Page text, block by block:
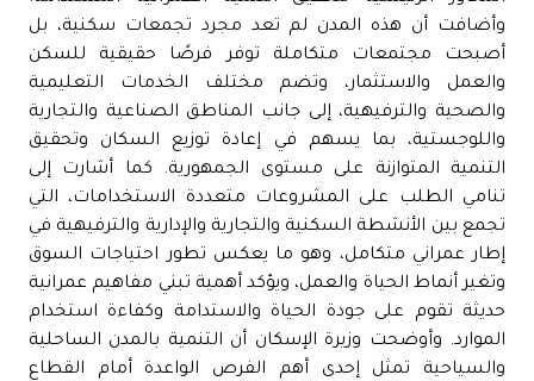
وأضافت أن هذه المدن لم تعد مجرد تجمعات سكنية، بل
أصبحت مجتمعات متكاملة توفر فرصًا حقيقية للسكن
والعمل والاستثمار، وتضم مختلف الخدمات التعليمية
والصحية والترفيهية، إلى جانب المناطق الصناعية والتجارية
واللوجستية، بما يسهم في إعادة توزيع السكان وتحقيق
التنمية المتوازنة على مستوى الجمهورية. كما أشارت إلى
تنامي الطلب على المشروعات متعددة الاستخدامات، التي
تجمع بين الأنشطة السكنية والتجارية والإدارية والترفيهية في
إطار عمراني متكامل، وهو ما يعكس تطور احتياجات السوق
وتغير أنماط الحياة والعمل، ويؤكد أهمية تبني مفاهيم عمرانية
حديثة تقوم على جودة الحياة والاستدامة وكفاءة استخدام
الموارد. وأوضحت وزيرة الإسكان أن التنمية بالمدن الساحلية
والسياحية تمثل إحدى أهم الفرص الواعدة أمام القطاع